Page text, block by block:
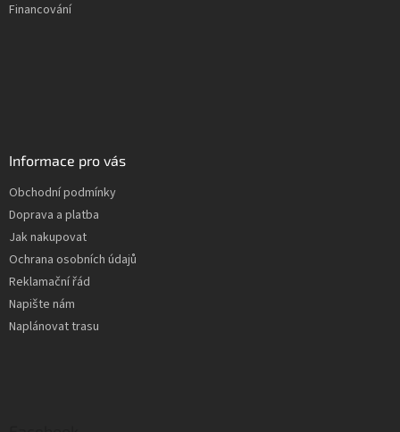
Financování
Informace pro vás
Obchodní podmínky
Doprava a platba
Jak nakupovat
Ochrana osobních údajů
Reklamační řád
Napište nám
Naplánovat trasu